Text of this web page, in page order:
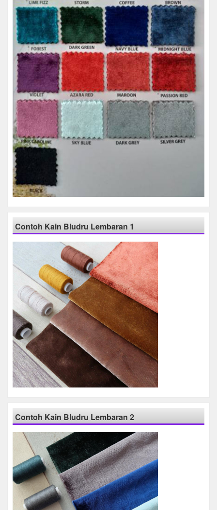
Contoh Kain Bludru Lembaran 1
Contoh Kain Bludru Lembaran 2